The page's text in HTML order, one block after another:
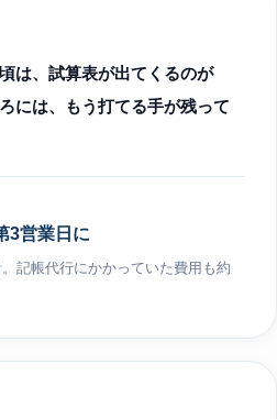
は、試算表が出てくるのが
には、もう打てる手が残って
3営業日に
記帳代行にかかっていた費用も約